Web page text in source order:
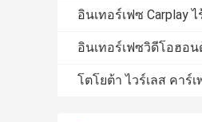
อินเทอร์เฟซ Carplay ไ
อินเทอร์เฟซวิดีโอฮอน
โตโยต้า ไวร์เลส คาร์เ